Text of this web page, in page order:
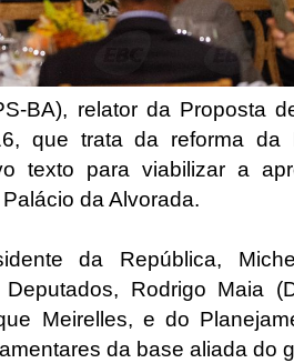
BA), relator da Proposta
que trata da reforma da
texto para viabilizar a
da Alvorada.
da República,
Rodrigo Maia
Meirelles, e do
da base aliada do